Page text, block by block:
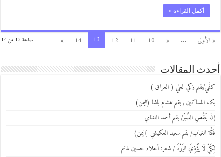
أكمل القراءة »
صفحة 13 من 14 « الأولى ...
«
10
11
12
13
14
»
أحدث المقالات
كفّي/بقلم:زكي العلي ( العراق )
بكاء المساكين / بقلم:هشام باشا (اليمن)
إِنْ يَنْقُصِ الصَّبْرُ/ بقلم:أحمد النظامي
فكَّة الغياب/ بقلم:سعيد العكيشي (اليمن)
لِكَيْ لَا يُؤْذِيَ الوَرْدُ / شعر: أحلام حسين غانم